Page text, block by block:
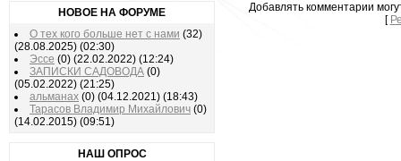
НОВОЕ НА ФОРУМЕ
О тех кого больше нет с нами (32)
(28.08.2025) (02:30)
Эссе (0) (22.02.2022) (12:24)
ЗАПИСКИ САДОВОДА (0)
(05.02.2022) (21:25)
альманах (0) (04.12.2021) (18:43)
Тарасов Владимир Михайлович (0)
(14.02.2015) (09:51)
НАШ ОПРОС
Добавлять комментарии
[